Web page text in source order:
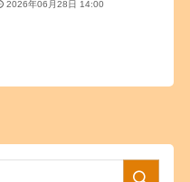
2026年06月28日 14:00